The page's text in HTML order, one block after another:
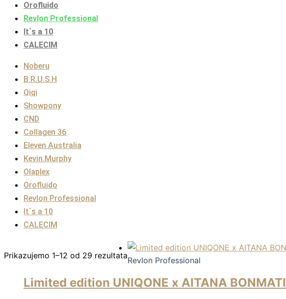
Orofluido
Revlon Professional
It`s a 10
CALECIM
Noberu
B.R.U.S.H
Qiqi
Showpony
CND
Collagen 36
Eleven Australia
Kevin.Murphy
Olaplex
Orofluido
Revlon Professional
It`s a 10
CALECIM
Prikazujemo 1–12 od 29 rezultataRevlon Professional
Limited edition UNIQONE x AITANA BONMATI